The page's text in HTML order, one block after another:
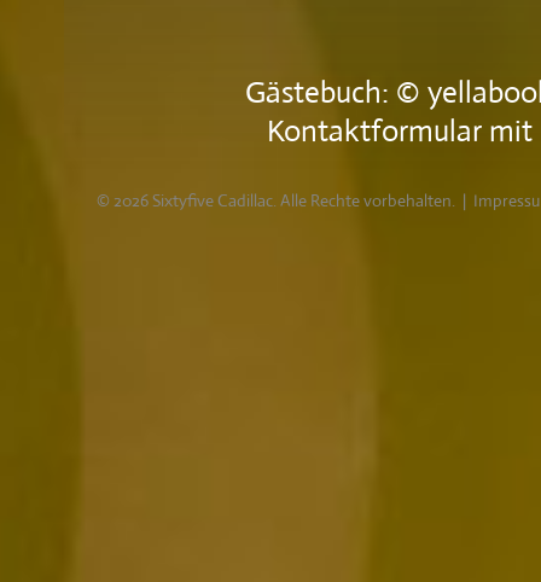
Gästebuch: ©
Kontaktformular mit
© 2026 Sixtyfive Cadillac. Alle Rechte vorbehalten. |